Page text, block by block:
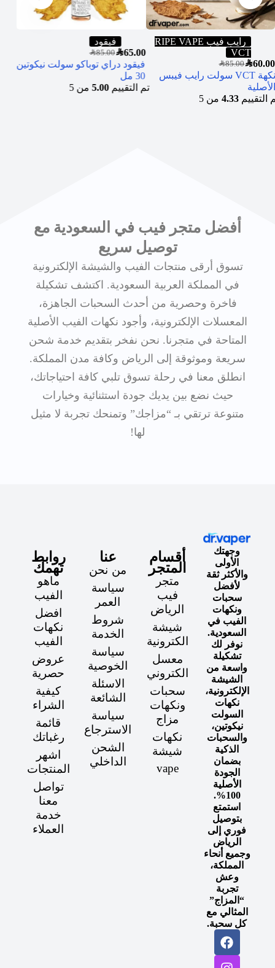
رايب فيب RIPE VAPE
VCT
SAR85.00SAR60.00
نكهة VCT سولت رايب فيبس
الأصلية
التقييم4.33 من 5
فيقود
SAR85.00SAR65.00
فيقود دراي توباكو سولت نيكوتين
30 مل
تم التقييم5.00من 5
أفضل متجر فيب في السعودية مع
توصيل سريع
تسوق أرقى منتجات الفيب والشيشة الإلكترونية
في المملكة العربية السعودية. اكتشف تشكيلة
فاخرة وحصرية من أحدث السحبات الجاهزة،
المعسلات الإلكترونية، وأجود نكهات الفيب الأصلية
المتاحة في متجرنا. نحن نفخر بتقديم خدمة شحن
سريعة وموثوقة إلى الرياض وكافة مدن المملكة.
انطلق معنا في رحلة تسوق تلبي كافة احتياجاتك،
حيث نضع بين يديك جودة استثنائية وخيارات
متنوعة ترتقي بـ “مزاجك” وتمنحك تجربة لا مثيل
لها!
وجهتك
الأولى
والأكثر ثقة
لأفضل
سحبات
ونكهات
الفيب في
السعودية.
نوفر لك
تشكيلة
واسعة من
الشيشة
الإلكترونية،
نكهات
السولت
نيكوتين،
والسحبات
الذكية
بضمان
الجودة
الأصلية
100%.
استمتع
بتوصيل
فوري إلى
الرياض
وجميع أنحاء
المملكة،
وعش
تجربة
“المزاج”
المثالي مع
كل سحبة.
أقسام
المتجر
متجر
فيب
الرياض
شيشة
الكترونية
معسل
الكتروني
سحبات
ونكهات
مزاج
نكهات
شيشة
vape
عنا
من نحن
سياسة
العمر
شروط
الخدمة
سياسة
الخوصية
الاسئلة
الشائعة
سياسة
الاسترجاع
الشحن
الداخلي
روابط
تهمك
ماهو
الفيب
افضل
نكهات
الفيب
عروض
حصرية
كيفية
الشراء
قائمة
رغباتك
اشهر
المنتجات
تواصل
معنا
خدمة
العملاء